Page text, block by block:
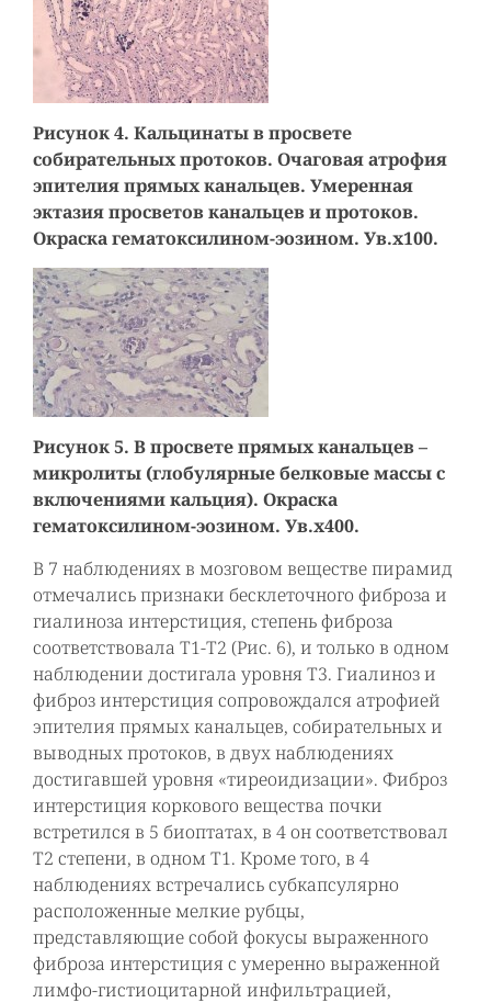
Рисунок 4. Кальцинаты в просвете
собирательных протоков. Очаговая атрофия
эпителия прямых канальцев. Умеренная
эктазия просветов канальцев и протоков.
Окраска гематоксилином-эозином. Ув.х100.
Рисунок 5. В просвете прямых канальцев –
микролиты (глобулярные белковые массы с
включениями кальция). Окраска
гематоксилином-эозином. Ув.х400.
В 7 наблюдениях в мозговом веществе пирамид
отмечались признаки бесклеточного фиброза и
гиалиноза интерстиция, степень фиброза
соответствовала Т1-Т2 (Рис. 6), и только в одном
наблюдении достигала уровня Т3. Гиалиноз и
фиброз интерстиция сопровождался атрофией
эпителия прямых канальцев, собирательных и
выводных протоков, в двух наблюдениях
достигавшей уровня «тиреоидизации». Фиброз
интерстиция коркового вещества почки
встретился в 5 биоптатах, в 4 он соответствовал
Т2 степени, в одном Т1. Кроме того, в 4
наблюдениях встречались субкапсулярно
расположенные мелкие рубцы,
представляющие собой фокусы выраженного
фиброза интерстиция с умеренно выраженной
лимфо-гистиоцитарной инфильтрацией,